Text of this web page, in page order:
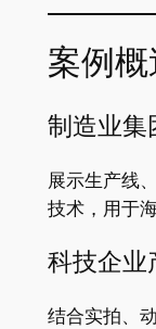
案例概
制造业集
展示生产线
技术，用于
科技企业
结合实拍、